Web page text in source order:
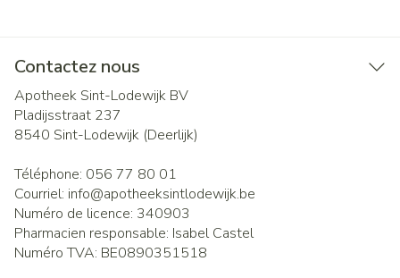
Contactez nous
Apotheek Sint-Lodewijk BV
Pladijsstraat 237
8540 Sint-Lodewijk (Deerlijk)
Téléphone: 056 77 80 01
Courriel: info@apotheeksintlodewijk.be
Numéro de licence: 340903
Pharmacien responsable: Isabel Castel
Numéro TVA: BE0890351518